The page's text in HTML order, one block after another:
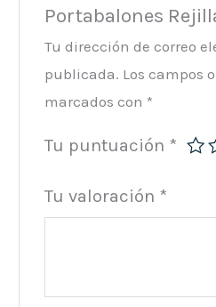
Portabalones
Tu dirección de correo
publicada. Los campos
marcados con *
Tu puntuación *
Tu valoración *